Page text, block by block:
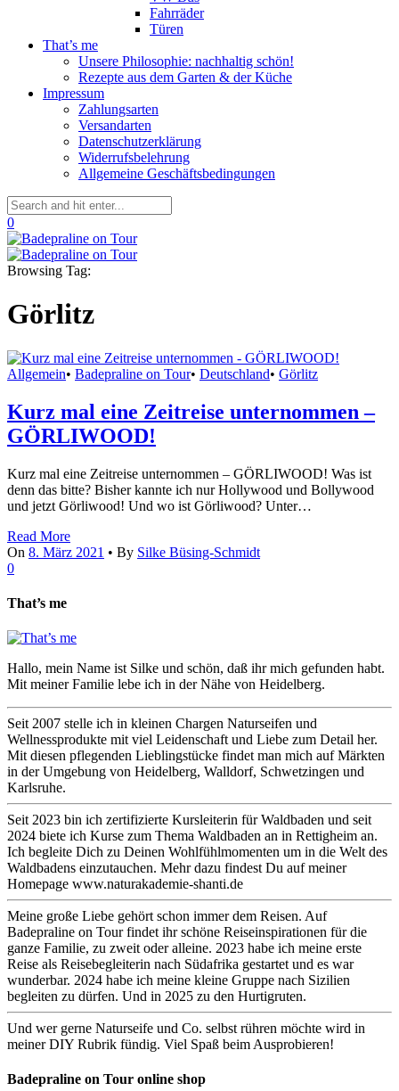
Fahrräder
Türen
That’s me
Unsere Philosophie: nachhaltig schön!
Rezepte aus dem Garten & der Küche
Impressum
Zahlungsarten
Versandarten
Datenschutzerklärung
Widerrufsbelehrung
Allgemeine Geschäftsbedingungen
0
Browsing Tag:
Görlitz
Allgemein• Badepraline on Tour• Deutschland• Görlitz
Kurz mal eine Zeitreise unternommen –
GÖRLIWOOD!
Kurz mal eine Zeitreise unternommen – GÖRLIWOOD! Was ist
denn das bitte? Bisher kannte ich nur Hollywood und Bollywood
und jetzt Görliwood! Und wo ist Görliwood? Unter…
Read More
On 8. März 2021 • By Silke Büsing-Schmidt
0
That’s me
Hallo, mein Name ist Silke und schön, daß ihr mich gefunden habt.
Mit meiner Familie lebe ich in der Nähe von Heidelberg.
Seit 2007 stelle ich in kleinen Chargen Naturseifen und
Wellnessprodukte mit viel Leidenschaft und Liebe zum Detail her.
Mit diesen pflegenden Lieblingstücke findet man mich auf Märkten
in der Umgebung von Heidelberg, Walldorf, Schwetzingen und
Karlsruhe.
Seit 2023 bin ich zertifizierte Kursleiterin für Waldbaden und seit
2024 biete ich Kurse zum Thema Waldbaden an in Rettigheim an.
Ich begleite Dich zu Deinen Wohlfühlmomenten um in die Welt des
Waldbadens einzutauchen. Mehr dazu findest Du auf meiner
Homepage www.naturakademie-shanti.de
Meine große Liebe gehört schon immer dem Reisen. Auf
Badepraline on Tour findet ihr schöne Reiseinspirationen für die
ganze Familie, zu zweit oder alleine. 2023 habe ich meine erste
Reise als Reisebegleiterin nach Südafrika gestartet und es war
wunderbar. 2024 habe ich meine kleine Gruppe nach Sizilien
begleiten zu dürfen. Und in 2025 zu den Hurtigruten.
Und wer gerne Naturseife und Co. selbst rühren möchte wird in
meiner DIY Rubrik fündig. Viel Spaß beim Ausprobieren!
Badepraline on Tour online shop